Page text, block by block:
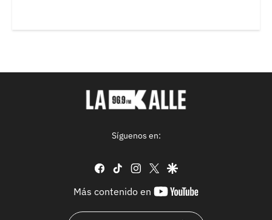
Síguenos en:
facebook
tiktok instagram
twittergoogle
Más contenido en
youtube-